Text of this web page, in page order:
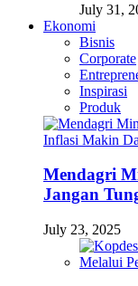
July 31,
Ekonomi
Bisnis
Corporate
Inspirasi
Produk
Mendagri
Jangan
July 23, 2025